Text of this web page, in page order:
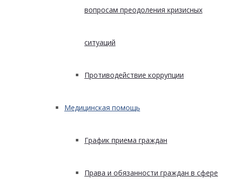
вопросам преодоления кризисных
ситуаций
Противодействие коррупции
Медицинская помощь
График приема граждан
Права и обязанности граждан в сфере